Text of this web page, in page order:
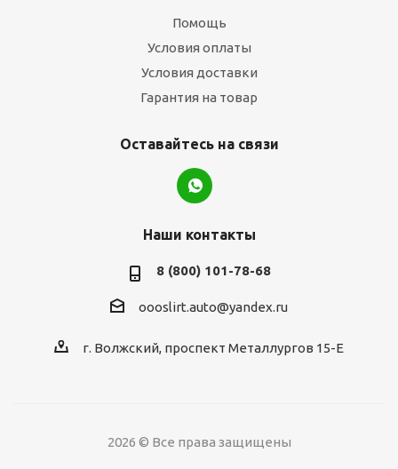
Помощь
Условия оплаты
Условия доставки
Гарантия на товар
Оставайтесь на связи
Наши контакты
8 (800) 101-78-68
oooslirt.auto@yandex.ru
г. Волжский, проспект Металлургов 15-Е
2026 © Все права защищены